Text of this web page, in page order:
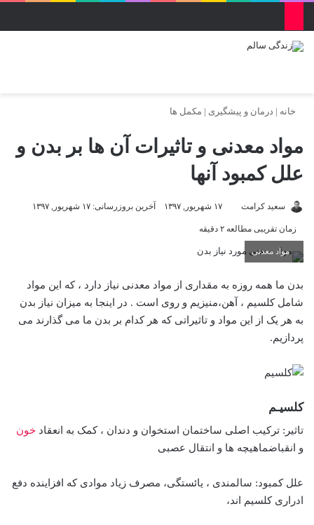
خانه | درمان و پیشگیری | مکمل ها
مواد معدنی و تاثیرات آن ها بر بدن و
علل کمبود آنها
سعید کرامت ۱۷ شهریور, ۱۳۹۷ آخرین بروزرسانی: ۱۷ شهریور, ۱۳۹۷
زمان تقریبی مطالعه ۲ دقیقه
مواد معدنی
بدن ما همه روزه به مقداری از مواد معدنی نیاز دارد ، که این مواد
شامل کلسیم ، آهن،منیزیم و روی است . در اینجا به میزان نیاز بدن
به هر یک از این مواد و تاثیراتی که هر کدام بر بدن ما می گذارند می
پردازیم.
کلسیـم
تاثیر: ترکیب اصلی ساختمان استخوان و دندان ، کمک به انعقاد خون
و انقباضماهیچه ها و انتقال عصبی
علل کمبود: سالمندی ، یائستگی، مصرف زیاد موادی که افزاینده دفع
ادراری کلسیم اند،